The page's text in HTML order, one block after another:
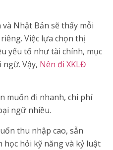
Nhật Bản sẽ thấy mỗi
Việc lựa chọn thị
yếu tố như tài chính, mục
Vậy, Nên đi XKLĐ
muốn đi nhanh, chi phí
ngữ nhiều.
thu nhập cao, sẵn
hỏi kỹ năng và kỷ luật